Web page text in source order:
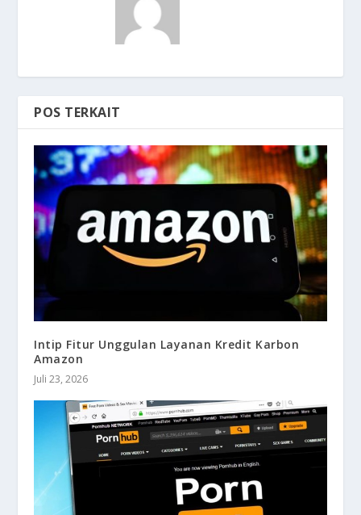
POS TERKAIT
Intip Fitur Unggulan Layanan Kredit Karbon
Amazon
Juli 23, 2026